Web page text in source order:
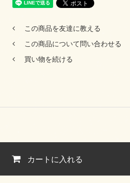
この商品を友達に教える
この商品について問い合わせる
買い物を続ける
カートに入れる